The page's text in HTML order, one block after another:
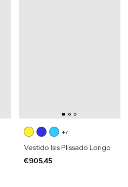
+7
Vestido Isis Plissado Longo
€905,45